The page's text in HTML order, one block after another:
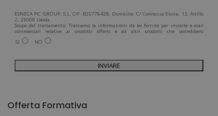
ESNECA FIC GROUP, S.L, CIF: B25776428, Domicilio: C/ Comtessa Elvira, 13, Altillo
2, 25008 Lleida.
Scopo del trattamento: Trattiamo le informazioni da lei fornite per inviarle e-mail
commerciali relative ai prodotti offerti e ad altri prodotti che potrebbero
interessarla. Legittimazione del trattamento: Consenso dell'interessato. Diritti:
Può esercitare i suoi diritti identificandosi sufficientemente e contattandoci
ricevere informazioni commerciali (per telefono e/o via e-mail):
SI NO
l
Offerta Formativa